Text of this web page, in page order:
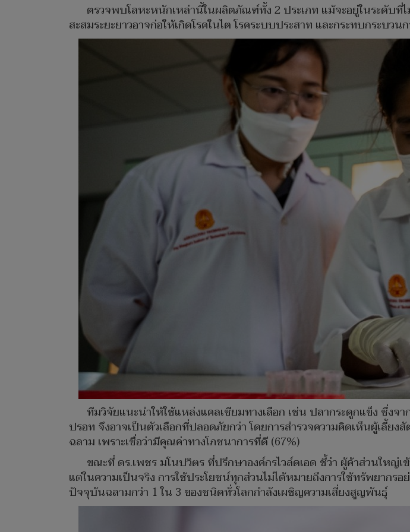
ตรวจพบโลหะหนักเหล่านี้ในผลิตภัณฑ์ทั้ง 2 ประเภท แม้จะอยู่ในระดับ
สะสมระยะยาวอาจก่อให้เกิดโรคในไต โรคระบบประสาท และกระทบกระบว
ทีมวิจัยแนะนำให้ใช้แหล่งแคลเซียมทางเลือก เช่น ปลากระดูกแข็ง ซึ่ง
ปรอท จึงอาจเป็นตัวเลือกที่ปลอดภัยกว่า โดยการสำรวจความคิดเห็นผู้เลี้ย
ฉลาม เพราะเชื่อว่ามีคุณค่าทางโภชนาการที่ดี (67%)
ขณะที่ ดร.เพชร มโนปวิตร ที่ปรึกษาองค์กรไวล์ดเอด ชี้ว่า ผู้ค้าส่วนใหญ่
แต่ในความเป็นจริง การใช้ประโยชน์ทุกส่วนไม่ได้หมายถึงการใช้ทรัพยาก
ปัจจุบันฉลามกว่า 1 ใน 3 ของชนิดทั่วโลกกำลังเผชิญความเสี่ยงสูญพันธุ์